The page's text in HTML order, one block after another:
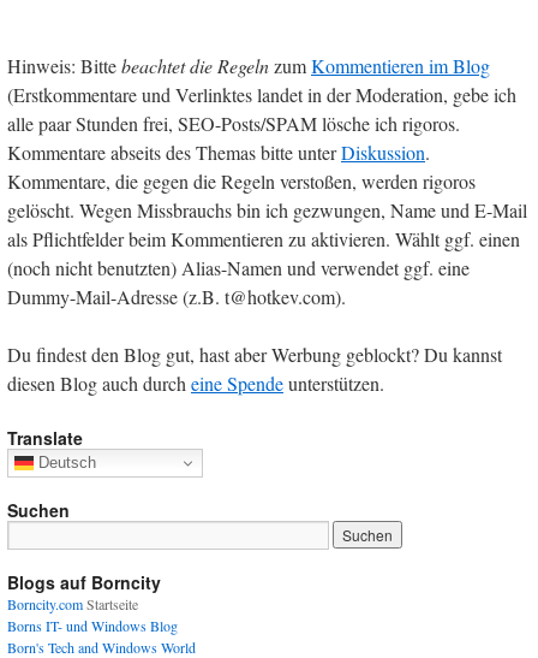
Hinweis: Bittebeachtet die RegelnzumKommentieren im Blog
(Erstkommentare und Verlinktes landet in der Moderation, gebe ich
alle paar Stunden frei, SEO-Posts/SPAM lösche ich rigoros.
Kommentare abseits des Themas bitte unterDiskussion.
Kommentare, die gegen die Regeln verstoßen, werden rigoros
gelöscht. Wegen Missbrauchs bin ich gezwungen, Name und E-Mail
als Pflichtfelder beim Kommentieren zu aktivieren. Wählt ggf. einen
(noch nicht benutzten) Alias-Namen und verwendet ggf. eine
Dummy-Mail-Adresse (z.B. t@hotkev.com).
Du findest den Blog gut, hast aber Werbung geblockt? Du kannst
diesen Blog auch durch eine Spendeunterstützen.
Translate
Deutsch
Suchen
Blogs auf Borncity
Borncity.comStartseite
Borns IT- und Windows Blog
Born's Tech and Windows World